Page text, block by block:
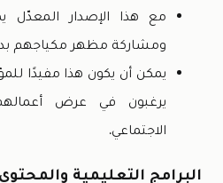
مع هذا الإصدار
ومشاركة مظهر مكياجهم
يمكن أن يكون هذا مفيدًا
يرغبون في عرض
الاجتماعي.
البرامج التعليمية